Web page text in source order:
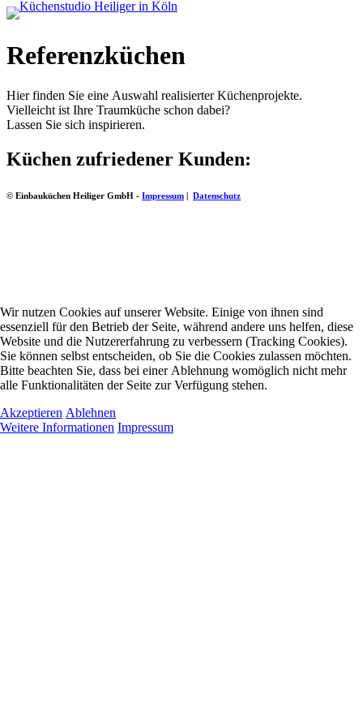
Referenzküchen
Hier finden Sie eine Auswahl realisierter Küchenprojekte.
Vielleicht ist Ihre Traumküche schon dabei?
Lassen Sie sich inspirieren.
Küchen zufriedener Kunden:
© Einbauküchen Heiliger GmbH - Impressum | Datenschutz
Wir nutzen Cookies auf unserer Website. Einige von ihnen sind
essenziell für den Betrieb der Seite, während andere uns helfen, diese
Website und die Nutzererfahrung zu verbessern (Tracking Cookies).
Sie können selbst entscheiden, ob Sie die Cookies zulassen möchten.
Bitte beachten Sie, dass bei einer Ablehnung womöglich nicht mehr
alle Funktionalitäten der Seite zur Verfügung stehen.
Akzeptieren Ablehnen
Weitere Informationen Impressum